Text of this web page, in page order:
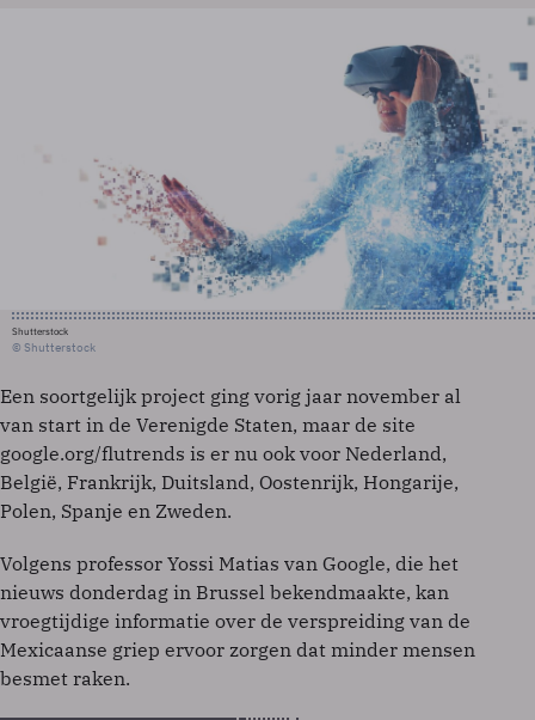
Shutterstock
© Shutterstock
Een soortgelijk project ging vorig jaar november al
van start in de Verenigde Staten, maar de site
google.org/flutrends is er nu ook voor Nederland,
België, Frankrijk, Duitsland, Oostenrijk, Hongarije,
Polen, Spanje en Zweden.
Volgens professor Yossi Matias van Google, die het
nieuws donderdag in Brussel bekendmaakte, kan
vroegtijdige informatie over de verspreiding van de
Mexicaanse griep ervoor zorgen dat minder mensen
besmet raken.